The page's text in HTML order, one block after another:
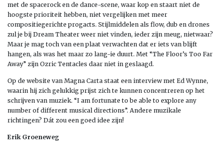
met de spacerock en de dance-scene, waar kop en staart niet de
hoogste prioriteit hebben, niet vergelijken met meer
compositiegerichte progacts. Stijlmiddelen als flow, dub en drones
zul je bij Dream Theater weer niet vinden, ieder zijn meug, nietwaar?
Maar je mag toch van een plaat verwachten dat er iets van blijft
hangen, als was het maar zo lang-ie duurt. Met “The Floor’s Too Far
Away” zijn Ozric Tentacles daar niet in geslaagd.
Op de website van Magna Carta staat een interview met Ed Wynne,
waarin hij zich gelukkig prijst zich te kunnen concentreren op het
schrijven van muziek. “I am fortunate to be able to explore any
number of different musical directions”. Andere muzikale
richtingen? Dát zou een goed idee zijn!
Erik Groeneweg